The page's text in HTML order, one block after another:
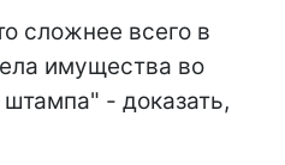
сложнее всего в
имущества во
- доказать,